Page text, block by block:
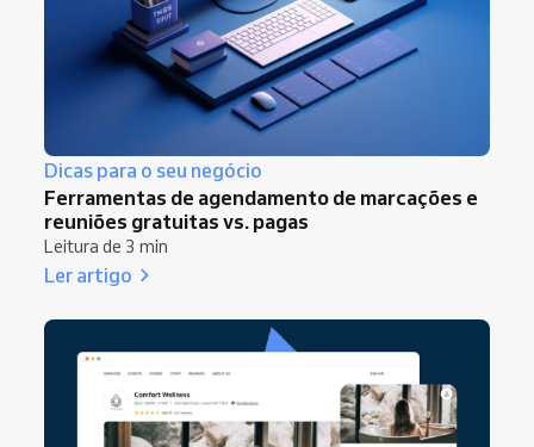
Dicas para o seu negócio
Ferramentas de agendamento de marcações e
reuniões gratuitas vs. pagas
Leitura de 3 min
Ler artigo